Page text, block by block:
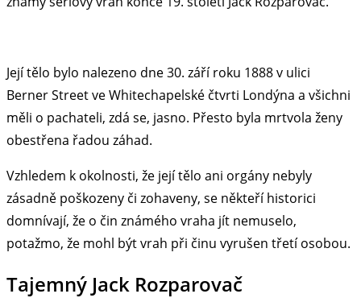
Její tělo bylo nalezeno dne 30. září roku 1888 v ulici
Berner Street ve Whitechapelské čtvrti Londýna a všichni
měli o pachateli, zdá se, jasno. Přesto byla mrtvola ženy
obestřena řadou záhad.
Vzhledem k okolnosti, že její tělo ani orgány nebyly
zásadně poškozeny či zohaveny, se někteří historici
domnívají, že o čin známého vraha jít nemuselo,
potažmo, že mohl být vrah při činu vyrušen třetí osobou.
Tajemný Jack Rozparovač